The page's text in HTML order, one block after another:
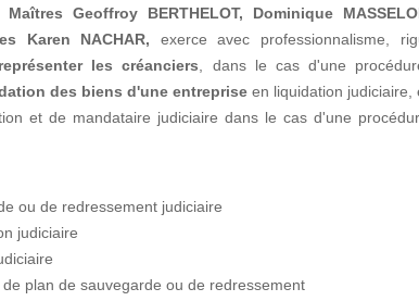
Maîtres Geoffroy BERTHELOT, Dominique
Karen NACHAR, exerce avec professionnalisme,
représenter les créanciers , dans le cas d'une
des biens d'une entreprise en liquidation judiciaire,
et de mandataire judiciaire dans le cas d'une
ou de redressement judiciaire
judiciaire
plan de sauvegarde ou de redressement